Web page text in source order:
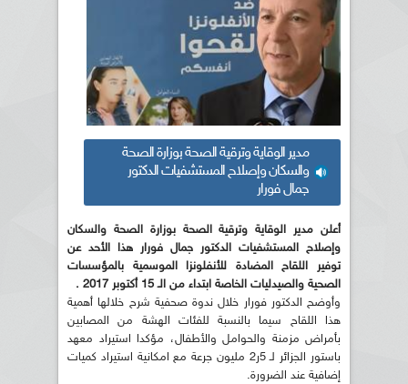
مدير الوقاية وترقية الصحة بوزارة الصحة
والسكان وإصلاح المستشفيات الدكتور
جمال فورار
أعلن مدير الوقاية وترقية الصحة بوزارة الصحة والسكان
وإصلاح المستشفيات الدكتور جمال فورار هذا الأحد عن
توفير اللقاح المضادة للأنفلونزا الموسمية بالمؤسسات
الصحية والصيدليات الخاصة ابتداء من الـ 15 أكتوبر 2017 .
وأوضح الدكتور فورار خلال ندوة صحفية شرح خلالها أهمية
هذا اللقاح سيما بالنسبة للفئات الهشة من المصابين
بأمراض مزمنة والحوامل والأطفال، مؤكدا استيراد معهد
باستور الجزائر لـ 5ر2 مليون جرعة مع امكانية استيراد كميات
إضافية عند الضرورة.